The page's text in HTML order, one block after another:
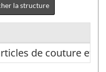
la structure
de couture
de couture et